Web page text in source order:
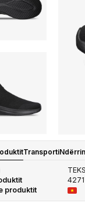
Transporti
produktit